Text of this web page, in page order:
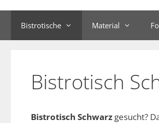
Bistrotische Material
Bistrotisch
Bistrotisch Schwarz gesucht?